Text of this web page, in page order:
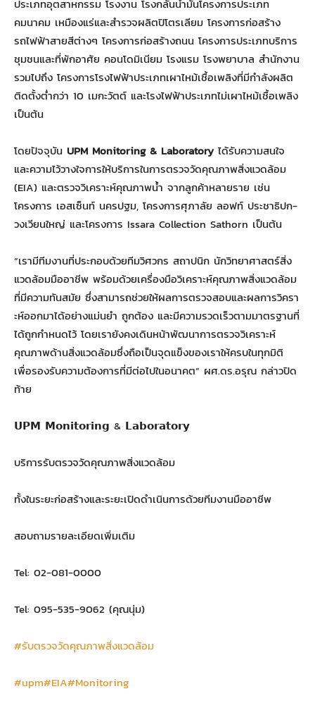
ประเภทอุตสาหกรรม โรงงาน โรงกลั่นน้ำมันโครงการประเภท
คมนาคม เหมืองแร่และสำรวจผลิตปิโตรเลียม โครงการก่อสร้าง
รถไฟฟ้าสายสีต่างๆ โครงการก่อสร้างถนน โครงการประเภทบริการ
ชุมชนและที่พักอาศัย คอนโดมิเนียม โรงแรม โรงพยาบาล สำนักงาน
รวมไปถึง โครงการโรงไฟฟ้าประเภทเผาไหม้เชื้อเพลิงที่มีกำลังผลิต
ติดตั้งต่ำกว่า 10 เมกะวัตต์ และโรงไฟฟ้าประเภทไม่เผาไหม้เชื้อเพลิง
เป็นต้น
โดยปัจจุบัน UPM Monitoring & Laboratoryได้รับความสนใจ
และความไว้วางใจการให้บริการในการตรวจวัดคุณภาพสิ่งแวดล้อม
(EIA) และตรวจวิเคราะห์คุณภาพน้ำ จากลูกค้าหลายราย เช่น
โครงการ เอสเซ็นท์ นครปฐม, โครงการศุภาลัย ลอฟท์ ประชาธิปก-
วงเวียนใหญ่ และโครงการ Issara Collection Sathorn เป็นต้น
“เรามีทีมงานที่ประกอบด้วยทีมวิศวกร สถาปนิก นักวิทยาศาสตร์สิ่ง
แวดล้อมมืออาชีพ พร้อมด้วยเครื่องมือวิเคราะห์คุณภาพสิ่งแวดล้อม
ที่มีความทันสมัย ซึ่งสามารถช่วยให้ผลการตรวจสอบและผลการวิครา
ะห์ออกมาได้อย่างแม่นยำ ถูกต้อง และมีความรวดเร็วตามมาตรฐานที่
ได้ถูกกำหนดไว้ โดยเรายังคงเดินหน้าพัฒนาการตรวจวิเคราะห์
คุณภาพด้านสิ่งแวดล้อมซึ่งถือเป็นจุดแข็งของเราให้ครบในทุกมิติ
เพื่อรองรับความต้องการที่มีต่อไปในอนาคต” ผศ.ดร.อรุณ กล่าวปิด
ท้าย
𝗨𝗣𝗠 𝗠𝗼𝗻𝗶𝘁𝗼𝗿𝗶𝗻𝗴 & 𝗟𝗮𝗯𝗼𝗿𝗮𝘁𝗼𝗿𝘆
บริการรับตรวจวัดคุณภาพสิ่งแวดล้อม
ทั้งในระยะก่อสร้างและระยะเปิดดำเนินการด้วยทีมงานมืออาชีพ
สอบถามรายละเอียดเพิ่มเติม
Tel: 02-081-0000
Tel: 095-535-9062 (คุณนุ่ม)
#รับตรวจวัดคุณภาพสิ่งแวดล้อม
#upm#EIA#Monitoring